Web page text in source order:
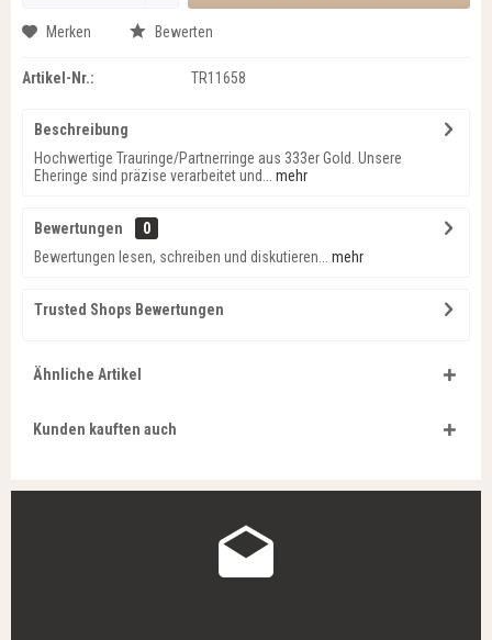
Merken Bewerten
Artikel-Nr.: TR11658
Beschreibung
Hochwertige Trauringe/Partnerringe aus 333er Gold. Unsere
Eheringe sind präzise verarbeitet und...
mehr
Bewertungen
0
Bewertungen lesen, schreiben und diskutieren...
mehr
Trusted Shops Bewertungen
Ähnliche Artikel
Kunden kauften auch